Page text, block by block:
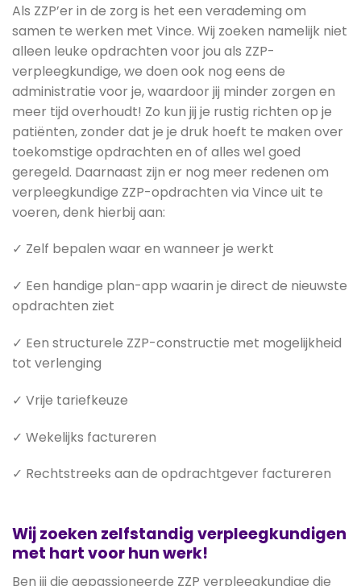
Als ZZP’er in de zorg is het een verademing om
samen te werken met Vince. Wij zoeken namelijk niet
alleen leuke opdrachten voor jou als ZZP-
verpleegkundige, we doen ook nog eens de
administratie voor je, waardoor jij minder zorgen en
meer tijd overhoudt! Zo kun jij je rustig richten op je
patiënten, zonder dat je je druk hoeft te maken over
toekomstige opdrachten en of alles wel goed
geregeld. Daarnaast zijn er nog meer redenen om
verpleegkundige ZZP-opdrachten via Vince uit te
voeren, denk hierbij aan:
✓ Zelf bepalen waar en wanneer je werkt
✓ Een handige plan-app waarin je direct de nieuwste
opdrachten ziet
✓ Een structurele ZZP-constructie met mogelijkheid
tot verlenging
✓ Vrije tariefkeuze
✓ Wekelijks factureren
✓ Rechtstreeks aan de opdrachtgever factureren
Wij zoeken zelfstandig verpleegkundigen
met hart voor hun werk!
Ben jij die gepassioneerde ZZP verpleegkundige die